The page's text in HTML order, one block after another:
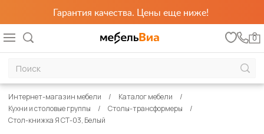
Гарантия качества. Цены еще ниже!
0
Интернет-магазин мебели
Каталог мебели
Кухни и столовые группы
Столы-трансформеры
Стол-книжка Я СТ-03, Белый